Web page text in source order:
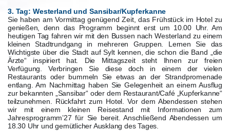
3. Tag: Westerland und Sansibar/Kupferkanne
Sie haben am Vormittag genügend Zeit, das Frühstück im Hotel zu
genießen, denn das Programm beginnt erst um 10.00 Uhr. Am
heutigen Tag fahren wir mit den Bussen nach Westerland zu einem
kleinen Stadtrundgang in mehreren Gruppen. Lernen Sie das
Wichtigste über die Stadt auf Sylt kennen, die schon die Band „die
Ärzte“ inspiriert hat. Die Mittagszeit steht Ihnen zur freien
Verfügung. Verbringen Sie diese doch in einem der vielen
Restaurants oder bummeln Sie etwas an der Strandpromenade
entlang. Am Nachmittag haben Sie Gelegenheit an einem Ausflug
zur bekannten „Sansibar“ oder dem Restaurant/Café „Kupferkanne“
teilzunehmen. Rückfahrt zum Hotel. Vor dem Abendessen stehen
wir mit einem kleinen Reisestand mit Informationen zum
Jahresprogramm’27 für Sie bereit. Anschließend Abendessen um
18.30 Uhr und gemütlicher Ausklang des Tages.